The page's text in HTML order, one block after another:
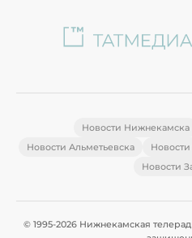
Новости Нижнекамска
Новости Альметьевска
Новости
© 1995-2026 Нижнекамская